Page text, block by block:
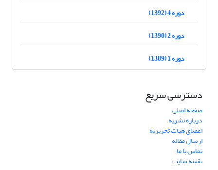
دوره 4 (1392)
دوره 2 (1390)
دوره 1 (1389)
دسترسی سریع
صفحه اصلی
درباره نشریه
اعضای هیات تحریریه
ارسال مقاله
تماس با ما
نقشه سایت